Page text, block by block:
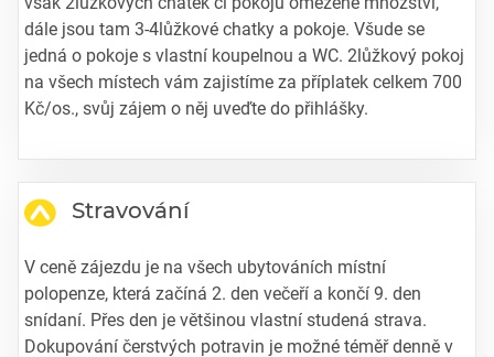
dále jsou tam 3-4lůžkové chatky a pokoje. Všude se
jedná o pokoje s vlastní koupelnou a WC. 2lůžkový pokoj
na všech místech vám zajistíme za příplatek celkem 700
Kč/os., svůj zájem o něj uveďte do přihlášky.
Stravování
V ceně zájezdu je na všech ubytováních místní
polopenze, která začíná 2. den večeří a končí 9. den
snídaní. Přes den je většinou vlastní studená strava.
Dokupování čerstvých potravin je možné téměř denně v